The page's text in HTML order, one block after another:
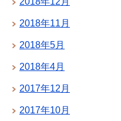
2018年11月
2018年5月
2018年4月
2017年12月
2017年10月